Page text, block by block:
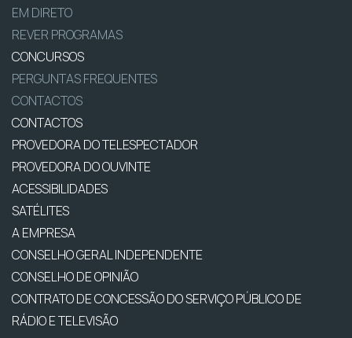
EM DIRETO
REVER PROGRAMAS
CONCURSOS
PERGUNTAS FREQUENTES
CONTACTOS
CONTACTOS
PROVEDORA DO TELESPECTADOR
PROVEDORA DO OUVINTE
ACESSIBILIDADES
SATÉLITES
A EMPRESA
CONSELHO GERAL INDEPENDENTE
CONSELHO DE OPINIÃO
CONTRATO DE CONCESSÃO DO SERVIÇO PÚBLICO DE
RÁDIO E TELEVISÃO